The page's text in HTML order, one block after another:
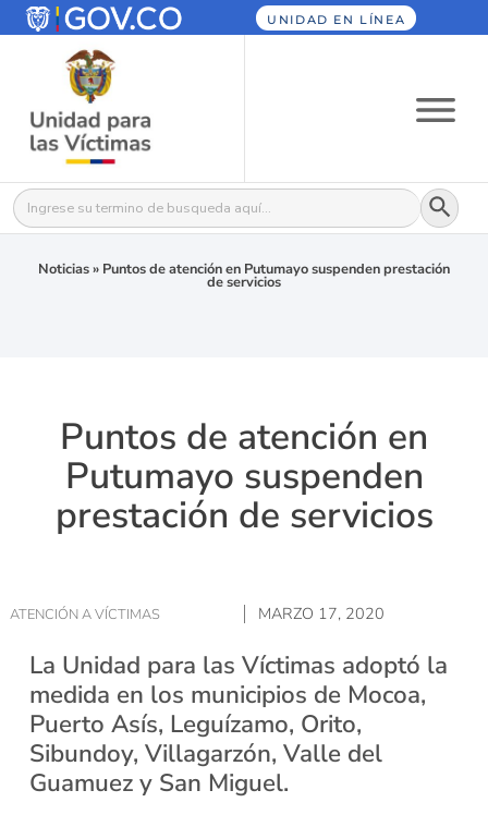
UNIDAD EN LÍNEA
Buscar: Botón
Noticias» Puntos de atención en Putumayo suspenden prestación
de servicios
Puntos de atención en
Putumayo suspenden
prestación de servicios
ATENCIÓN A VÍCTIMAS MARZO 17, 2020
La Unidad para las Víctimas adoptó la
medida en los municipios de Mocoa,
Puerto Asís, Leguízamo, Orito,
Sibundoy, Villagarzón, Valle del
Guamuez y San Miguel.